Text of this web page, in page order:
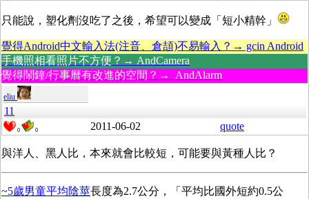
只能說，塑化劑沒吃了之後，希望可以變成「短小精幹」
覺得Android中文輸入法(注音、倉頡)不易輸入？→ gcin Android
手機照相看照片不方便？→ AndCamera
覺得鬧鐘/行事曆有改進的空間？→ AndAlarm
eliu
11
0 0 2011-06-02 quote
與洋人、黑人比，本來就會比較短，可能要與黃種人比？
~5歲男童平均陰莖長度為2.7公分，「平均比國外短約0.5公